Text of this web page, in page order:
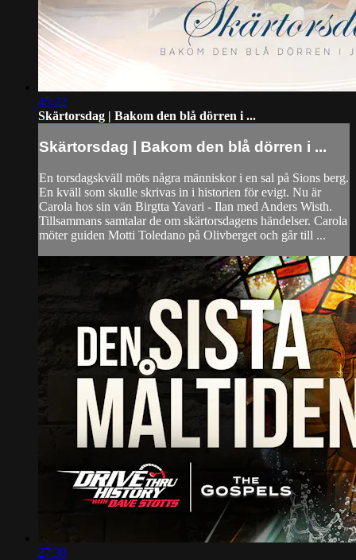
45:22
Skärtorsdag | Bakom den blå dörren i ...
Skärtorsdag | Bakom den blå dörren i ...
En torsdagskväll möts några människor i en sal på Sions berg.
En kväll som skulle skrivas in i historien för evigt. Nu är
Carola hos sin vän Birgtta Yavari - Ilan med Anders Wisth.
Tillsammans samtalar de om skärtorsdagens händelser. Carola
möter guiden Motti Toledano på Olivberget och går till ...
27:30